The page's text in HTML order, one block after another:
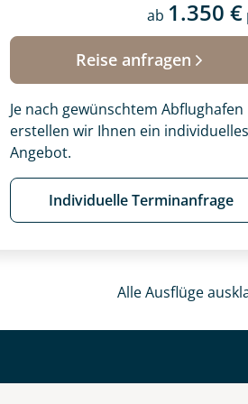
ab 1.350 €
Reise anfragen
Je nach gewünschtem Abflughafen
erstellen wir Ihnen ein individuelles
Angebot.
Individuelle Terminanfrage
Alle Ausflüge
Wunschtermine für die Reise
gestalten wir Ihre